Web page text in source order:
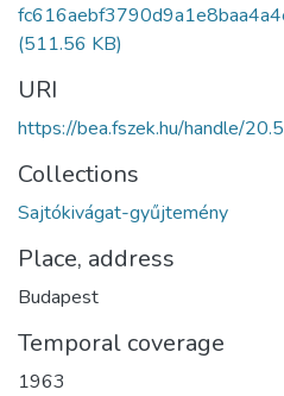
(511.56 KB)
URI
https://bea.fszek.hu/handle/
Collections
Sajtókivágat-gyűjtemény
Place, address
Budapest
Temporal coverage
1963